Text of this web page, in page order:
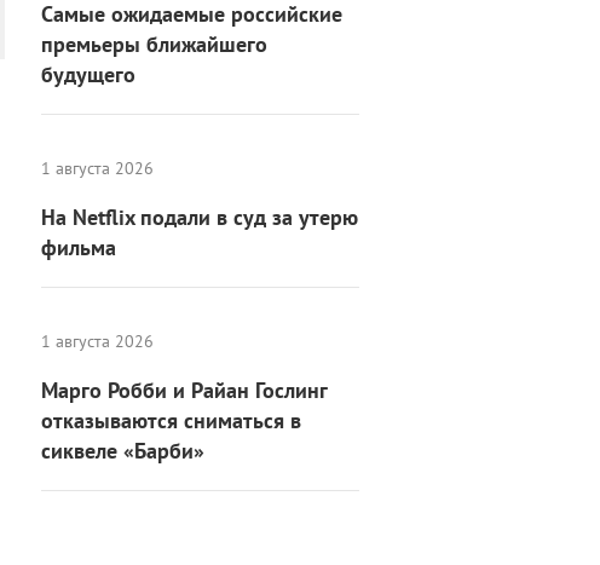
Самые ожидаемые российские
премьеры ближайшего
будущего
1 августа 2026
На Netflix подали в суд за утерю
фильма
1 августа 2026
Марго Робби и Райан Гослинг
отказываются сниматься в
сиквеле «Барби»